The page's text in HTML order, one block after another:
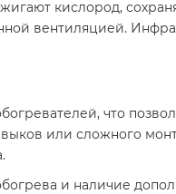
кислород,
вентиляцией.
что
или сложного
и наличие